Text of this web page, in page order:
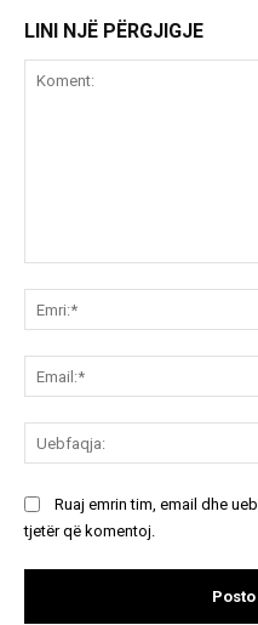
LINI NJË PËRGJIGJE
Ruaj emrin tim, email dhe
tjetër që komentoj.